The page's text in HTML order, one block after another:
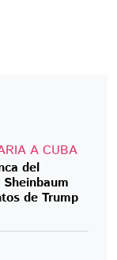
A CUBA
del
de Trump